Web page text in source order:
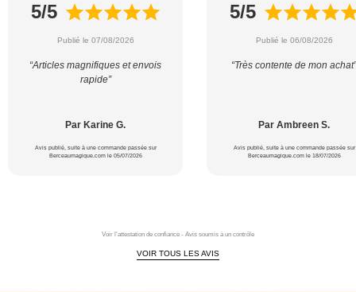
5/5
Publié le 07/08/2026
“Articles magnifiques et envois
rapide”
Par Karine G.
Avis publié, suite à une commande passée sur
Berceaumagique.com le 05/07/2026
5/5
Publié le 06/08/2026
“Très contente de mon achat”
Par Ambreen S.
Avis publié, suite à une commande passée sur
Berceaumagique.com le 18/07/2026
Voir l'attestation de confiance - Avis soumis à un contrôle
VOIR TOUS LES AVIS